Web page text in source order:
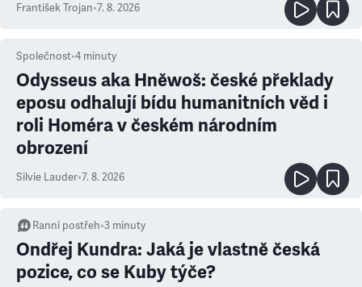
František Trojan•7. 8. 2026
Společnost•4 minuty
Odysseus aka Hněwoš: české překlady
eposu odhalují bídu humanitních věd i
roli Homéra v českém národním
obrození
Silvie Lauder•7. 8. 2026
Ranní postřeh•3 minuty
Ondřej Kundra: Jaká je vlastně česká
pozice, co se Kuby týče?